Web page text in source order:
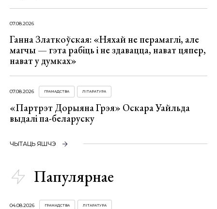
07.08.2026
Ганна Златкоўская: «Няхай не перамаглі, але
магчы — гэта рабіць і не здавацца, нават цяпер,
нават у думках»
07.08.2026 ГРАМАДСТВА ЛІТАРАТУРА
«Партрэт Дорыяна Грэя» Оскара Уайльда
выдалі па-беларуску
ЧЫТАЦЬ ЯШЧЭ
Папулярнае
04.08.2026 ГРАМАДСТВА ЛІТАРАТУРА